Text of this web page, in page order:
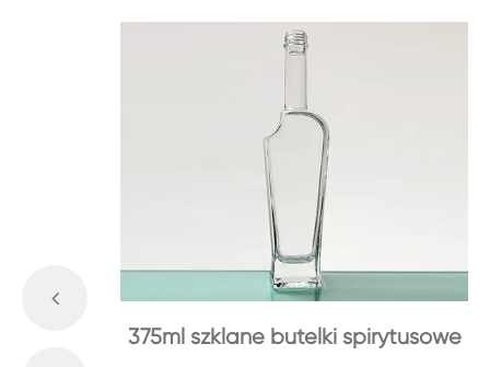
375ml szklane butelki spirytusowe